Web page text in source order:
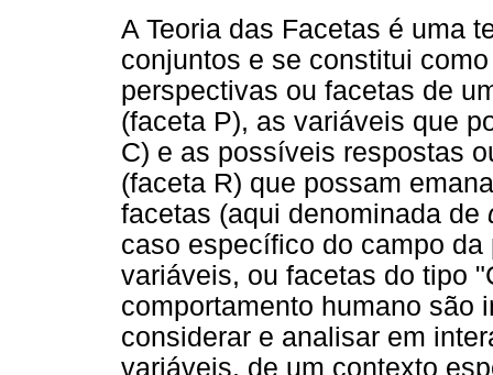
A Teoria das Facetas é uma
conjuntos e se constitui
perspectivas ou facetas de
(faceta P), as variáveis que
C) e as possíveis respostas
(faceta R) que possam
facetas (aqui denominada de
caso específico do campo
variáveis, ou facetas do tipo
comportamento humano são
considerar e analisar em
variáveis, de um contexto